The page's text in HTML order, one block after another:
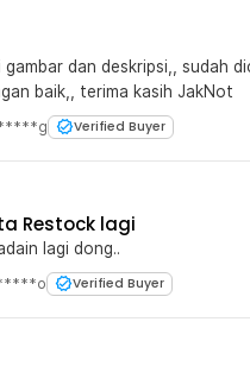
gambar dan deskripsi,, sudah
baik,, terima kasih JakNot
Verified Buyer
Restock lagi
lagi dong..
Verified Buyer